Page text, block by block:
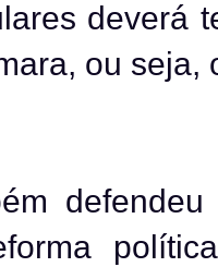
deverá
ou seja,